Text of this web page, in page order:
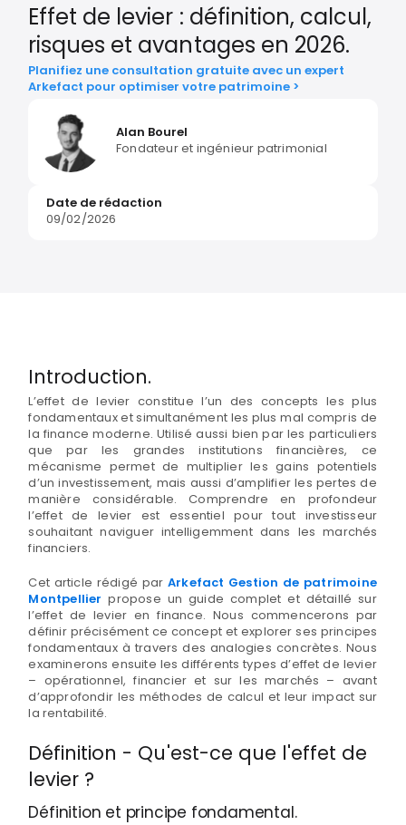
Effet de levier : définition, calcul,
risques et avantages en 2026.
Planifiez une consultation gratuite avec un expert
Arkefact pour optimiser votre patrimoine >
Alan Bourel
Fondateur et ingénieur patrimonial
Date de rédaction
09/02/2026
Introduction.
L’effet de levier constitue l’un des concepts les plus
fondamentaux et simultanément les plus mal compris de
la finance moderne. Utilisé aussi bien par les particuliers
que par les grandes institutions financières, ce
mécanisme permet de multiplier les gains potentiels
d’un investissement, mais aussi d’amplifier les pertes de
manière considérable. Comprendre en profondeur
l’effet de levier est essentiel pour tout investisseur
souhaitant naviguer intelligemment dans les marchés
financiers.
Cet article rédigé par Arkefact Gestion de patrimoine
Montpellier propose un guide complet et détaillé sur
l’effet de levier en finance. Nous commencerons par
définir précisément ce concept et explorer ses principes
fondamentaux à travers des analogies concrètes. Nous
examinerons ensuite les différents types d’effet de levier
– opérationnel, financier et sur les marchés – avant
d’approfondir les méthodes de calcul et leur impact sur
la rentabilité.
Définition - Qu'est-ce que l'effet de
levier ?
Définition et principe fondamental.